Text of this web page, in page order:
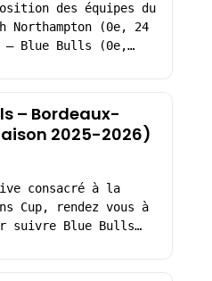
des équipes du
Northampton (0e, 24
– Blue Bulls (0e,…
– Bordeaux-
2025-2026)
consacré à la
Cup, rendez vous à
suivre Blue Bulls…